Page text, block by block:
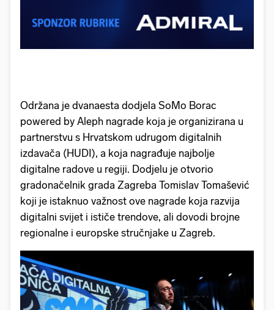
Održana je dvanaesta dodjela SoMo Borac
powered by Aleph nagrade koja je organizirana u
partnerstvu s Hrvatskom udrugom digitalnih
izdavača (HUDI), a koja nagrađuje najbolje
digitalne radove u regiji. Dodjelu je otvorio
gradonačelnik grada Zagreba Tomislav Tomašević
koji je istaknuo važnost ove nagrade koja razvija
digitalni svijet i ističe trendove, ali dovodi brojne
regionalne i europske stručnjake u Zagreb.